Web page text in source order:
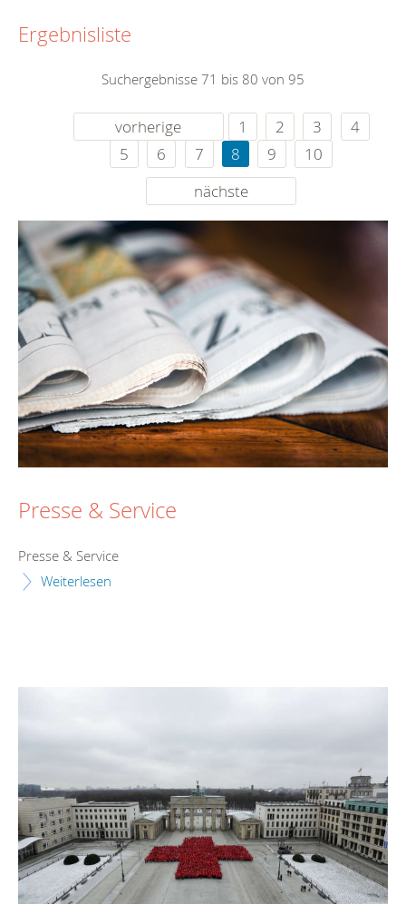
Ergebnisliste
Suchergebnisse 71 bis 80 von 95
vorherige 1 2 3
4
5
6 7 8 9
10
nächste
Presse & Service
Presse & Service
Weiterlesen